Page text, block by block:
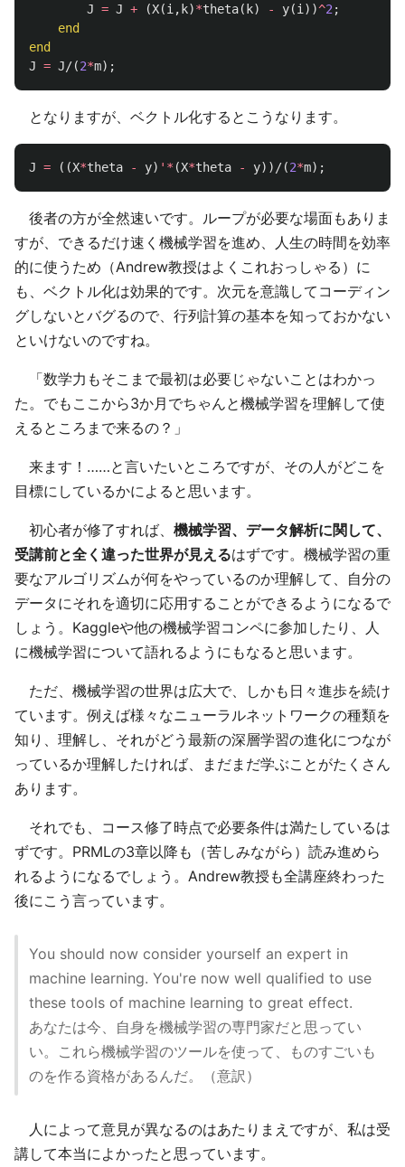
J = J + (X(i , k)*theta( k) - y(i ))^2 ;
end
end
J = J/(2*m);
となりますが、ベクトル化するとこうなります。
J = ((X*theta - y) '* (X*theta - y))/(2*m);
後者の方が全然速いです。ループが必要な場面もありま
すが、できるだけ速く機械学習を進め、人生の時間を効率
的に使うため（Andrew教授はよくこれおっしゃる）に
も、ベクトル化は効果的です。次元を意識してコーディン
グしないとバグるので、行列計算の基本を知っておかない
といけないのですね。
「数学力もそこまで最初は必要じゃないことはわかっ
た。でもここから3か月でちゃんと機械学習を理解して使
えるところまで来るの？」
来ます！……と言いたいところですが、その人がどこを
目標にしているかによると思います。
初心者が修了すれば、 機械学習、データ解析に関して、
受講前と全く違った世界が見えるはずです。機械学習の重
要なアルゴリズムが何をやっているのか理解して、自分の
データにそれを適切に応用することができるようになるで
しょう。Kaggleや他の機械学習コンペに参加したり、人
に機械学習について語れるようにもなると思います。
ただ、機械学習の世界は広大で、しかも日々進歩を続け
ています。例えば様々なニューラルネットワークの種類を
知り、理解し、それがどう最新の深層学習の進化につなが
っているか理解したければ、まだまだ学ぶことがたくさん
あります。
それでも、コース修了時点で必要条件は満たしているは
ずです。PRMLの3章以降も（苦しみながら）読み進めら
れるようになるでしょう。Andrew教授も全講座終わった
後にこう言っています。
You should now consider yourself an expert in
machine learning. You're now well qualified to use
these tools of machine learning to great effect.
あなたは今、自身を機械学習の専門家だと思ってい
い。これら機械学習のツールを使って、ものすごいも
のを作る資格があるんだ。（意訳）
人によって意見が異なるのはあたりまえですが、私は受
講して本当によかったと思っています。